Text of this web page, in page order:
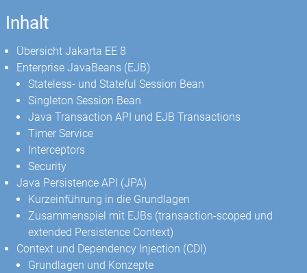
Inhalt
Übersicht Jakarta EE 8
Enterprise JavaBeans (EJB)
Stateless- und Stateful Session Bean
Singleton Session Bean
Java Transaction API und EJB Transactions
Timer Service
Interceptors
Security
Java Persistence API (JPA)
Kurzeinführung in die Grundlagen
Zusammenspiel mit EJBs (transaction-scoped und
extended Persistence Context)
Context und Dependency Injection (CDI)
Grundlagen und Konzepte